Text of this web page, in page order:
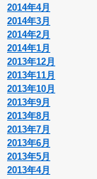
2014年4月
2014年3月
2014年2月
2014年1月
2013年12月
2013年11月
2013年10月
2013年9月
2013年8月
2013年7月
2013年6月
2013年5月
2013年4月